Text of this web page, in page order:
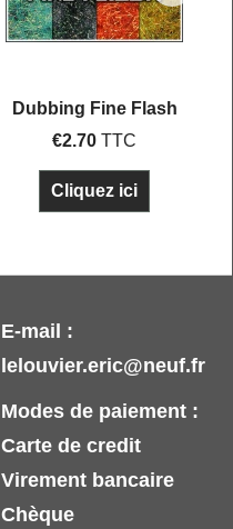
Dubbing Fine Flash
€2.70 TTC
Cliquez ici
E-mail :
lelouvier.eric@neuf.fr
Modes de paiement :
Carte de credit
Virement bancaire
Chèque